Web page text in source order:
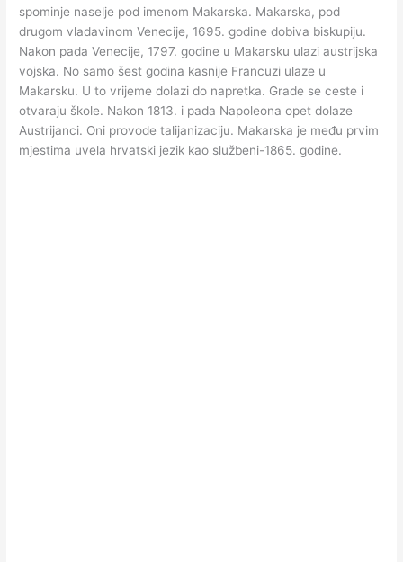
spominje naselje pod imenom Makarska. Makarska, pod
drugom vladavinom Venecije, 1695. godine dobiva biskupiju.
Nakon pada Venecije, 1797. godine u Makarsku ulazi austrijska
vojska. No samo šest godina kasnije Francuzi ulaze u
Makarsku. U to vrijeme dolazi do napretka. Grade se ceste i
otvaraju škole. Nakon 1813. i pada Napoleona opet dolaze
Austrijanci. Oni provode talijanizaciju. Makarska je među prvim
mjestima uvela hrvatski jezik kao službeni-1865. godine.